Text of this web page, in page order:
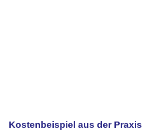
Kostenbeispiel aus der Praxis